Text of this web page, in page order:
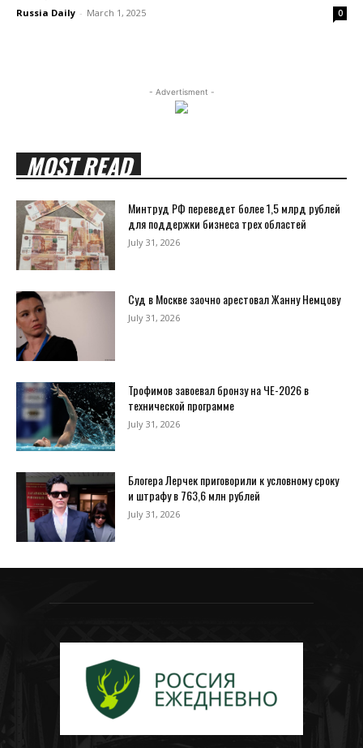
Russia Daily - March 1, 2025 0
- Advertisment -
MOST READ
Минтруд РФ переведет более 1,5 млрд рублей
для поддержки бизнеса трех областей
July 31, 2026
Суд в Москве заочно арестовал Жанну Немцову
July 31, 2026
Трофимов завоевал бронзу на ЧЕ-2026 в
технической программе
July 31, 2026
Блогера Лерчек приговорили к условному сроку
и штрафу в 763,6 млн рублей
July 31, 2026